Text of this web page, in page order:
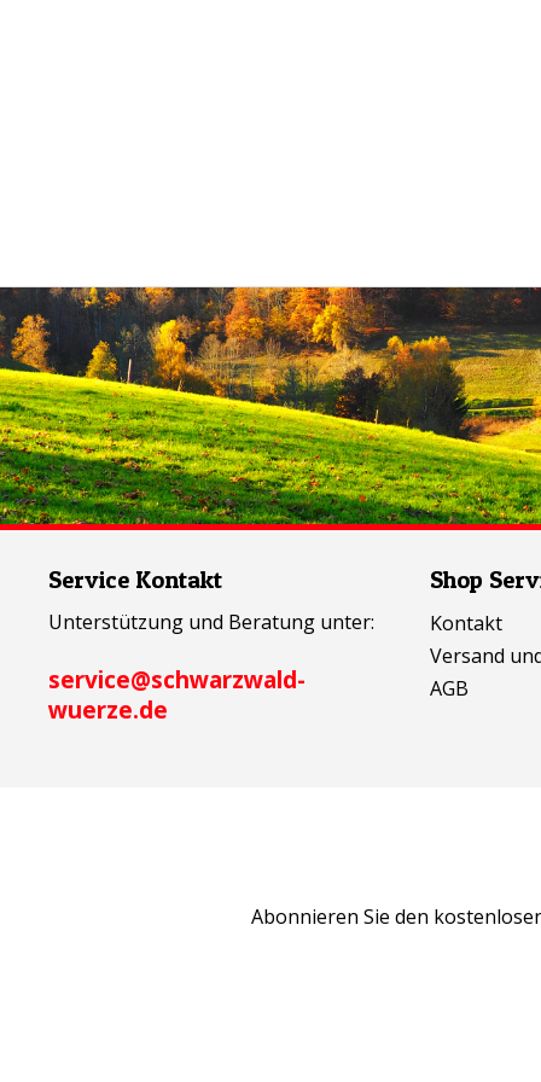
Service Kontakt
Unterstützung und Beratung unter:
service@schwarzwald-
wuerze.de
Shop
Kontakt
Versand
AGB
Abonnieren Sie den